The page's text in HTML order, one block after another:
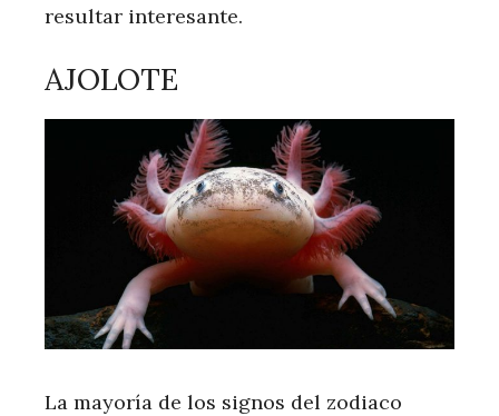
resultar interesante.
AJOLOTE
La mayoría de los signos del zodiaco